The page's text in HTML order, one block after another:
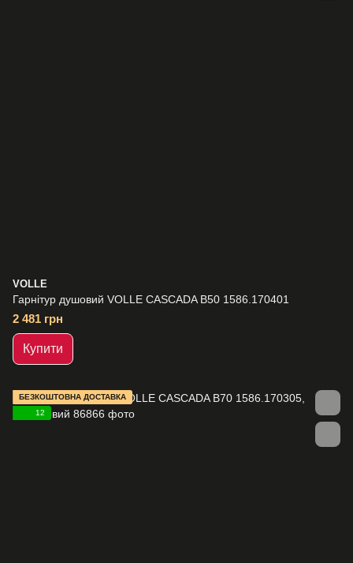
VOLLE
Гарнітур душовий VOLLE CASCADA B50 1586.170401
2 481 грн
Купити
БЕЗКОШТОВНА ДОСТАВКА
12